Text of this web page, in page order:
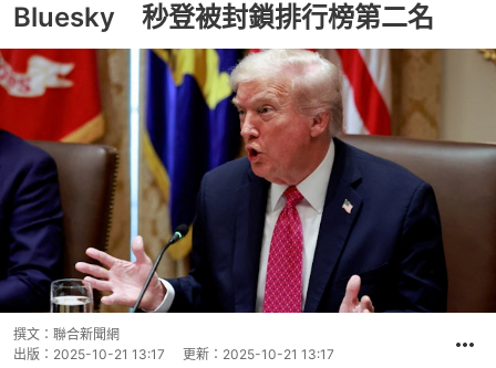
Bluesky 秒登被封鎖排行榜第二名
撰文： 聯合新聞網
出版： 2025-10-21 13:17 更新： 2025-10-21 13:17